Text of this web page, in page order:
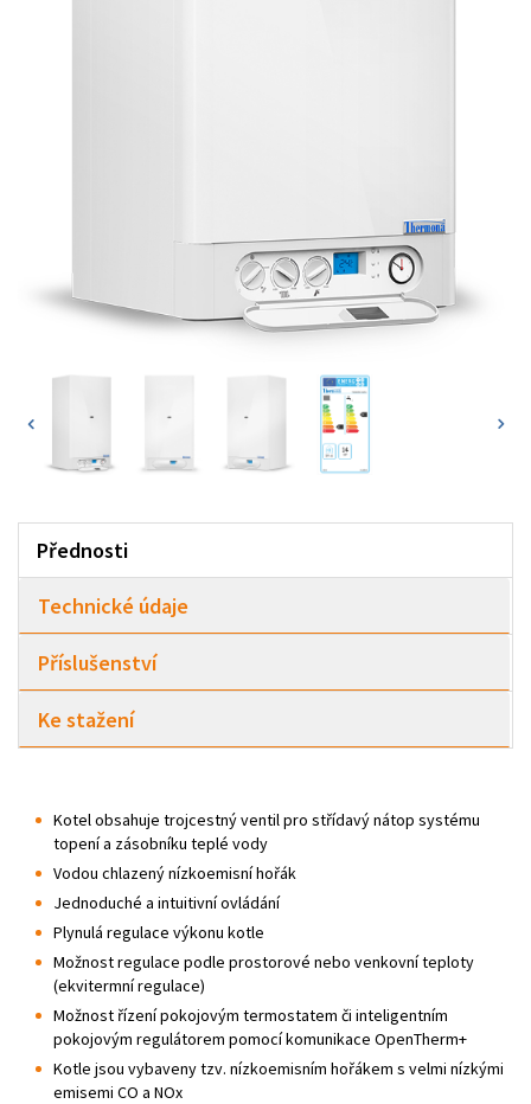
Přednosti
Technické údaje
Příslušenství
Ke stažení
Kotel obsahuje trojcestný ventil pro střídavý nátop systému
topení a zásobníku teplé vody
Vodou chlazený nízkoemisní hořák
Jednoduché a intuitivní ovládání
Plynulá regulace výkonu kotle
Možnost regulace podle prostorové nebo venkovní teploty
(ekvitermní regulace)
Možnost řízení pokojovým termostatem či inteligentním
pokojovým regulátorem pomocí komunikace OpenTherm+
Kotle jsou vybaveny tzv. nízkoemisním hořákem s velmi nízkými
emisemi CO a NOx